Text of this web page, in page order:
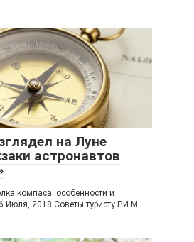
на Луне
астронавтов
компаса: особенности и
Июля, 2018 Советы туристу Р.И.М.